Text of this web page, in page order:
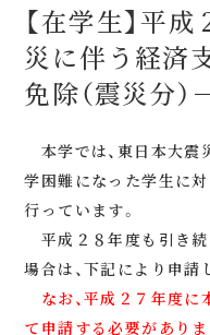
【在学生】平
災に伴う経済
免除（震災分）
本学では、東日本大震
学困難になった学生に
行っています。
平成２８年度も引き続
場合は、下記により申請
なお、平成２７年度に
て申請する必要がありま